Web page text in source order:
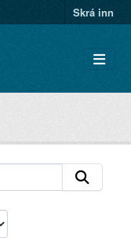
Skrá inn